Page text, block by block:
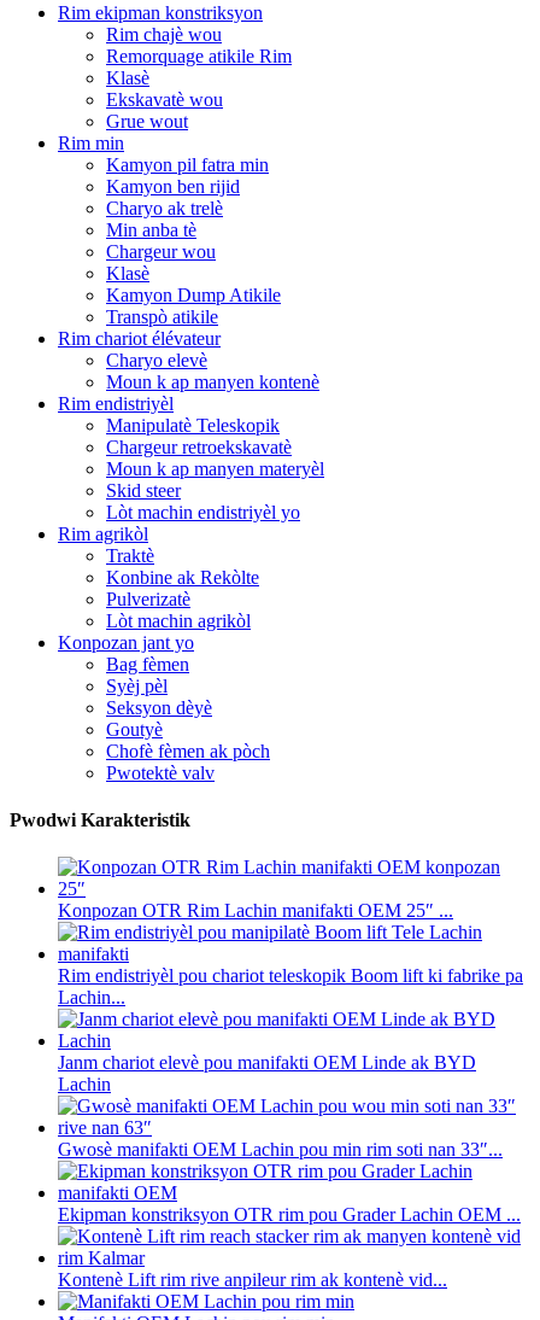
Rim ekipman konstriksyon
Rim chajè wou
Remorquage atikile Rim
Klasè
Ekskavatè wou
Grue wout
Rim min
Kamyon pil fatra min
Kamyon ben rijid
Charyo ak trelè
Min anba tè
Chargeur wou
Klasè
Kamyon Dump Atikile
Transpò atikile
Rim chariot élévateur
Charyo elevè
Moun k ap manyen kontenè
Rim endistriyèl
Manipulatè Teleskopik
Chargeur retroekskavatè
Moun k ap manyen materyèl
Skid steer
Lòt machin endistriyèl yo
Rim agrikòl
Traktè
Konbine ak Rekòlte
Pulverizatè
Lòt machin agrikòl
Konpozan jant yo
Bag fèmen
Syèj pèl
Seksyon dèyè
Goutyè
Chofè fèmen ak pòch
Pwotektè valv
Pwodwi Karakteristik
Konpozan OTR Rim Lachin manifakti OEM 25″ ...
Rim endistriyèl pou chariot teleskopik Boom lift ki fabrike pa
Lachin...
Janm chariot elevè pou manifakti OEM Linde ak BYD
Lachin
Gwosè manifakti OEM Lachin pou min rim soti nan 33″...
Ekipman konstriksyon OTR rim pou Grader Lachin OEM ...
Kontenè Lift rim rive anpileur rim ak kontenè vid...